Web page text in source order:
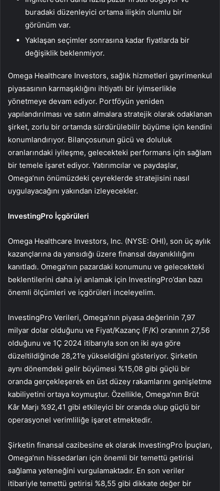
buradaki düzenleyici ortama ilişkin olumlu bir
görünüm var.
Yaklaşan seçimler sonrasına kadar fiyatlarda bir
değişiklik beklenmiyor.
Omega Healthcare Investors, sağlık hizmetleri gayrimenkul
piyasasının karmaşıklığını ihtiyatlı bir iyimserlikle
yönetmeye devam ediyor. Portföyün yeniden
yapılandırılması ve satın almalara stratejik olarak odaklanan
şirket, zorlu bir ortamda sürdürülebilir büyüme için kendini
konumlandırıyor. Bilançosunun gücü ve doluluk
oranlarındaki iyileşme, gelecekteki performans için sağlam
bir temele işaret ediyor. Yatırımcılar ve paydaşlar,
Omega’nın önümüzdeki çeyreklerde stratejisini nasıl
uygulayacağını yakından izleyecekler.
InvestingPro İçgörüleri
Omega Healthcare Investors, Inc. (NYSE: OHI), son üç aylık
kazançlarına da yansıdığı üzere finansal dayanıklılığını
kanıtladı. Omega’nın pazardaki konumunu ve gelecekteki
beklentilerini daha iyi anlamak için InvestingPro’dan bazı
önemli ölçümleri ve içgörüleri inceleyelim.
InvestingPro Verileri, Omega’nın piyasa değerinin 7,97
milyar dolar olduğunu ve Fiyat/Kazanç (F/K) oranının 27,56
olduğunu ve 1Ç 2024 itibarıyla son on iki aya göre
düzeltildiğinde 28,21’e yükseldiğini gösteriyor. Şirketin
aynı dönemdeki gelir büyümesi %15,08 gibi güçlü bir
oranda gerçekleşerek en üst düzey rakamlarını genişletme
kabiliyetini ortaya koymuştur. Özellikle, Omega’nın Brüt
Kâr Marjı %92,41 gibi etkileyici bir oranda olup güçlü bir
operasyonel verimliliğe işaret etmektedir.
Şirketin finansal cazibesine ek olarak InvestingPro İpuçları,
Omega’nın hissedarları için önemli bir temettü getirisi
sağlama yeteneğini vurgulamaktadır. En son veriler
itibariyle temettü getirisi %8,55 gibi dikkate değer bir